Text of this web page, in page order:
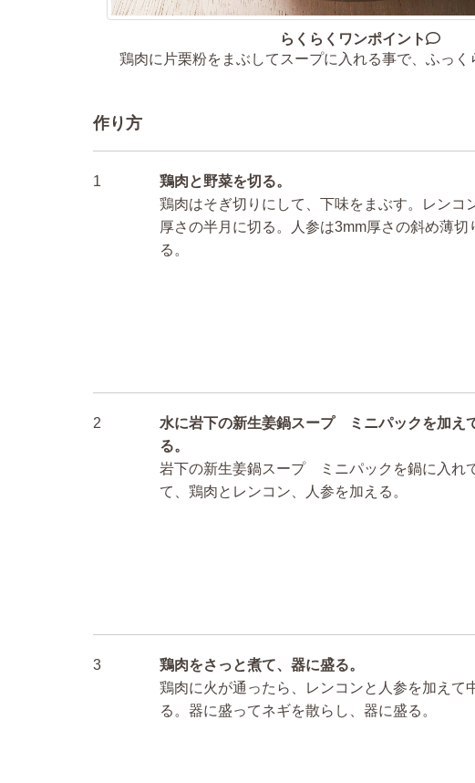
らくらくワンポイント
鶏肉に片栗粉をまぶしてスープに入れる事で、ふっく
作り方
1
鶏肉と野菜を切る。
鶏肉はそぎ切りにして、下味をまぶす。レンコ
厚さの半月に切る。人参は3mm厚さの斜め薄切
る。
2
水に岩下の新生姜鍋スープ ミニパックを加え
る。
岩下の新生姜鍋スープ ミニパックを鍋に入れ
て、鶏肉とレンコン、人参を加える。
3
鶏肉をさっと煮て、器に盛る。
鶏肉に火が通ったら、レンコンと人参を加えて
る。器に盛ってネギを散らし、器に盛る。